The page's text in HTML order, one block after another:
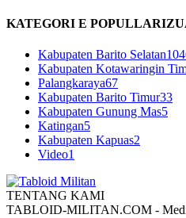
KATEGORI E
Kabupaten Barito Selatan
Kabupaten Kotawaringin
Palangkaraya67
Kabupaten Barito Timur33
Kabupaten Gunung Mas5
Katingan5
Kabupaten Kapuas2
Video1
TENTANG KAMI
TABLOID-MILITAN.COM -